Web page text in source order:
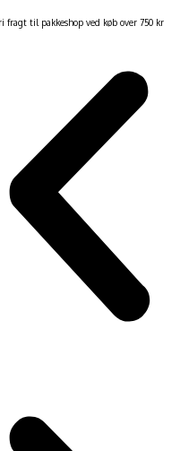
fragt til pakkeshop ved køb over 750 kr